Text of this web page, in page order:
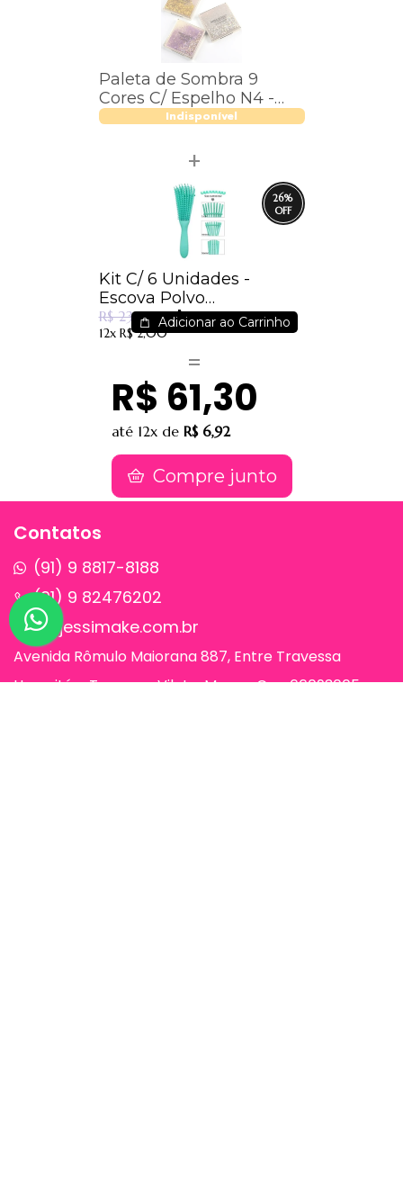
Paleta de Sombra 9
Cores C/ Espelho N4 -
Miss Rôse - Ref. 7001-
Indisponível
26%
Kit C/ 6 Unidades -
Escova Polvo
Desembaraçadora - IM
R$ 23,98 R$ 17,70
12x R$ 2,00
Adicionar ao Carrinho
R$ 61,30
até 12x de R$ 6,92
Compre junto
Contatos
(91) 9 8817-8188
(91) 9 82476202
sac@jessimake.com.br
Avenida Rômulo Maiorana 887, Entre Travessa
Humaitá e Travessa Vileta, Marco, Cep 66093005,